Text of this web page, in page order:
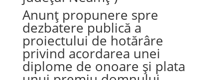
Anunț propunere spre
dezbatere publică a
proiectului de hotărâre
privind acordarea unei
diplome de onoare și plata